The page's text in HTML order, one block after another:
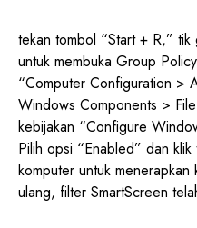
tekan tombol “Start + R,”
untuk membuka Group
“Computer Configuration >
Windows Components >
kebijakan “Configure
Pilih opsi “Enabled” dan
komputer untuk menerapkan
ulang, filter SmartScreen